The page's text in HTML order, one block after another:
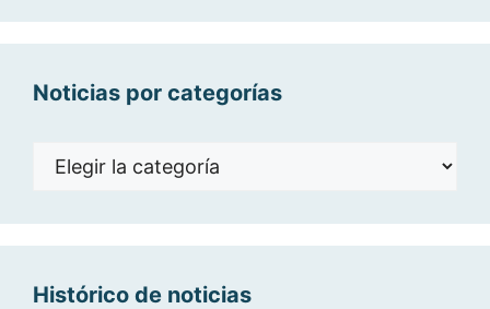
Noticias por categorías
Noticias
Histórico de noticias